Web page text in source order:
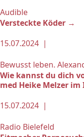
Audible
Versteckte Köder →
15.07.2024 |
Bewusst leben.
Wie kannst du dich
med Heike Melzer
15.07.2024 |
Radio Bielefeld